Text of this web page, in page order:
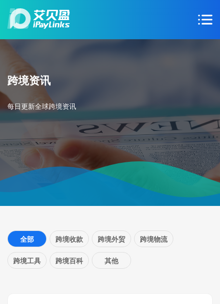
跨境资讯
每日更新全球跨境资讯
全部 跨境收款 跨境外贸 跨境物流
跨境工具 跨境百科 其他